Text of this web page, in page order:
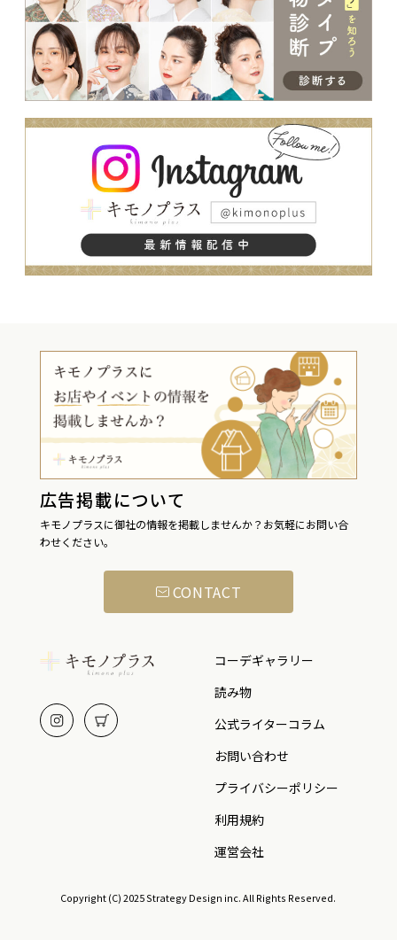
広告掲載について
キモノプラスに御社の情報を掲載しませんか？お気軽にお問い合
わせください。
CONTACT
コーデギャラリー
読み物
公式ライターコラム
お問い合わせ
プライバシーポリシー
利用規約
運営会社
Copyright (C) 2025 Strategy Design inc. All Rights Reserved.